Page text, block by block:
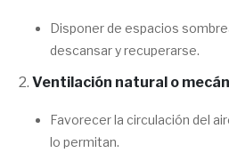
Disponer de espacios
descansar y recuperarse.
Ventilación natural o
Favorecer la circulación del
lo permitan.